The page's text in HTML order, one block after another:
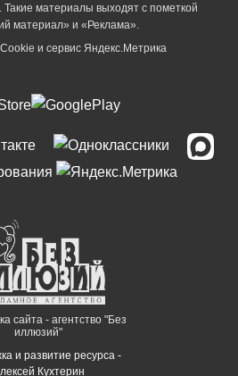
материалы выходят с пометкой
материал» и «Реклама».
и сервиc Яндекс.Метрика
сайта - агентство "Без
иллюзий"
и развитие ресурса -
Кухтерин